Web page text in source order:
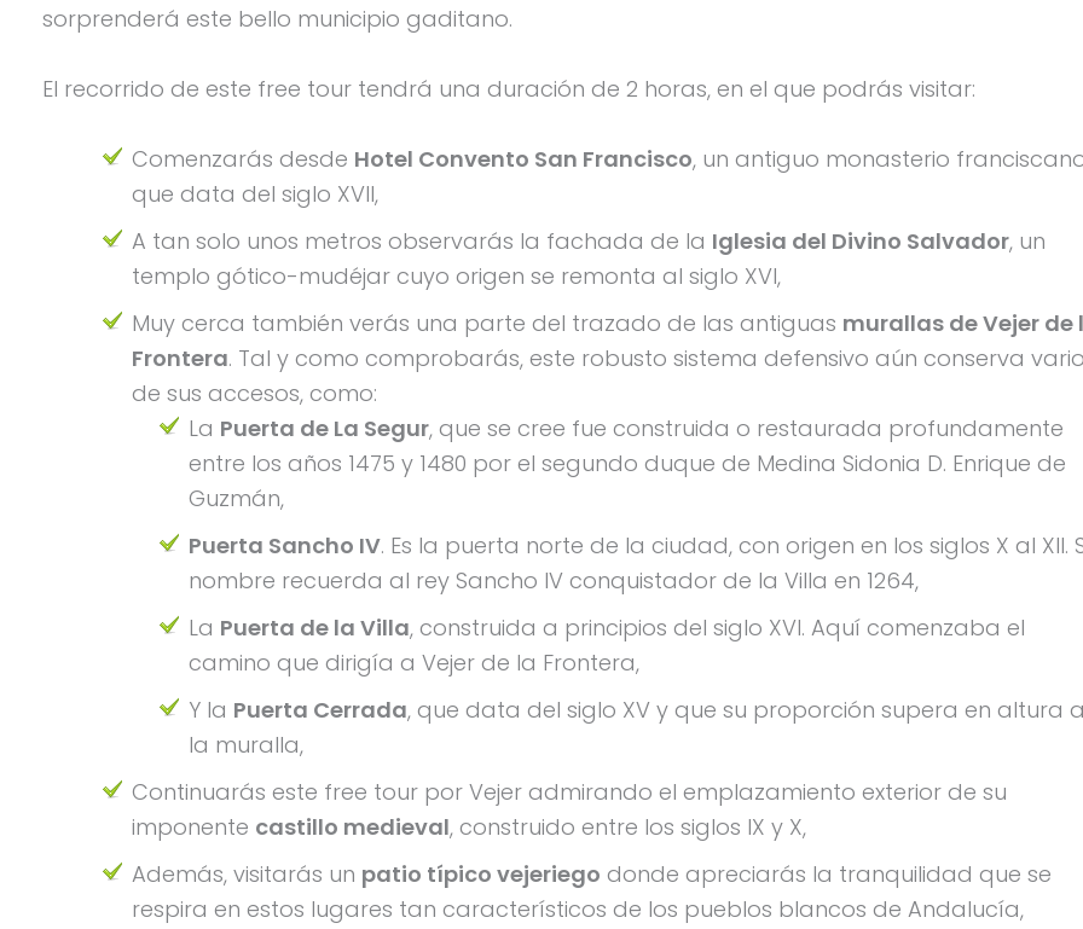
sorprenderá este bello municipio gaditano.
El recorrido de este free tour tendrá una duración de 2 horas, en el que podrás visitar:
Comenzarás desde Hotel Convento San Francisco, un antiguo monasterio
que data del siglo XVII,
A tan solo unos metros observarás la fachada de la Iglesia del Divino Salvador, un
templo gótico-mudéjar cuyo origen se remonta al siglo XVI,
Muy cerca también verás una parte del trazado de las antiguas murallas de Vejer de
Frontera. Tal y como comprobarás, este robusto sistema defensivo aún conserva
de sus accesos, como:
La Puerta de La Segur, que se cree fue construida o restaurada profundamente
entre los años 1475 y 1480 por el segundo duque de Medina Sidonia D. Enrique de
Guzmán,
Puerta Sancho IV. Es la puerta norte de la ciudad, con origen en los siglos X al XII.
nombre recuerda al rey Sancho IV conquistador de la Villa en 1264,
La Puerta de la Villa, construida a principios del siglo XVI. Aquí comenzaba el
camino que dirigía a Vejer de la Frontera,
Y la Puerta Cerrada, que data del siglo XV y que su proporción supera en altura
la muralla,
Continuarás este free tour por Vejer admirando el emplazamiento exterior de su
imponente castillo medieval, construido entre los siglos IX y X,
Además, visitarás un patio típico vejeriego donde apreciarás la tranquilidad que se
respira en estos lugares tan característicos de los pueblos blancos de Andalucía,